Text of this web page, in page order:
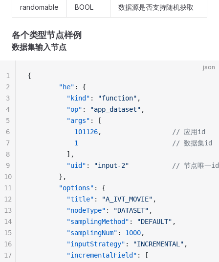
randomable BOOL 数据源是否支持随机获取
各个类型节点样例
数据集输入节点
json
{
        "he"
: {
          "kind"
: "function" ,
          "op"
: "app_dataset" ,
          "args"
: [
            101126
,
// 应用id
            1
                        // 数据集id
          ],
          "uid"
: "input-2"
           // 节点唯一id
        },
        "options"
: {
          "title"
: "A_IVT_MOVIE" ,
          "nodeType"
: "DATASET" ,
          "samplingMethod"
: "DEFAULT" ,
          "samplingNum"
: 1000,
          "inputStrategy"
: "INCREMENTAL" ,
          "incrementalField"
: [
1
2
3
4
5
6
7
8
9
10
11
12
13
14
15
16
17